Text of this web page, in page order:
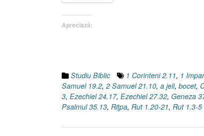
Apreciază:
Studiu Biblic 1 Corinteni 2.11, 1
Samuel 19.2, 2 Samuel 21.10, a jeli, bocet,
3, Ezechiel 24.17, Ezechiel 27.32, Geneza
Psalmul 35.13, Riţpa, Rut 1.20-21, Rut 1.3-5